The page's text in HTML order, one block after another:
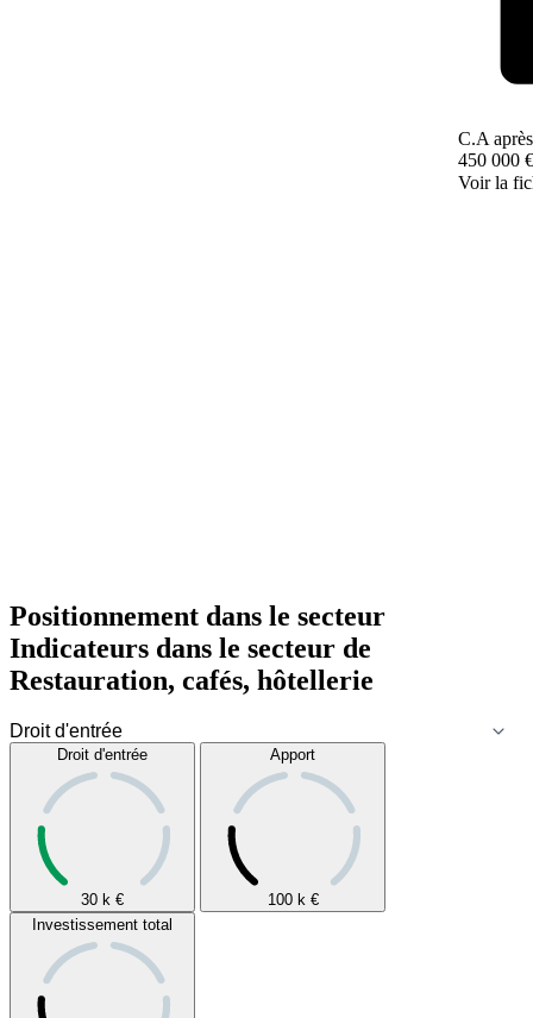
C.A
450 000 €
Voir la
Positionnement dans le secteur
Indicateurs dans le secteur de
Restauration, cafés, hôtellerie
Droit d'entrée
30 k €
Apport
100 k €
Investissement total